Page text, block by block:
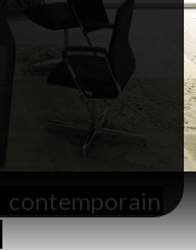
contemporain